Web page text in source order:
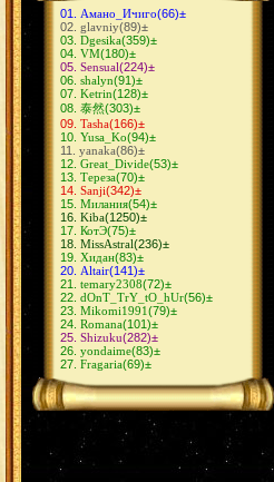
ИтаСасу(12)
НеджиСаку(12)
ГенмаИно(11)
ДейИно(11)
МадаСаку(11)
СасуИно(10)
ХиданНии(10)
ИтаДей(10)
ОбиРин(9)
ГааХина(9)
СасоХина(9)
ЗецуДей(9)
ШиноКиба(8)
КибаШино(8)
КакуХидан(8)
СасуТен(8)
СасуНеджи
КакаСаку(8)
КанкуСаку(7)
КьюбиНару
КанкуТен(6)
АсуКуре(6)
СасуКарин(6)
НеджиНару(6)
СайНару(6)
ЛиСаку(5)
НеджиЦуна(5)
СайХина(5)
КакаШизу(4)
ДейХина
(4)
ФугаМико
(4)
ХиданДей
НеджиИно
Амано_Ичиго(66)±
glavniy(89)±
Dgesika(359)±
VM(180)±
Sensual(224)±
shalyn(91)±
Ketrin(128)±
泰然(303)±
Tasha(166)±
Yusa_Ko(94)±
yanaka(86)±
Great_Divide(53)±
Тереза(70)±
Sanji(342)±
Милания(54)±
Kiba(1250)±
КотЭ(75)±
MissAstral(236)±
Хидан(83)±
Altair(141)±
temary2308(72)±
dOnT_TrY_tO_hUr(56)±
Mikomi1991(79)±
Romana(101)±
Shizuku(282)±
yondaime(83)±
Fragaria(69)±